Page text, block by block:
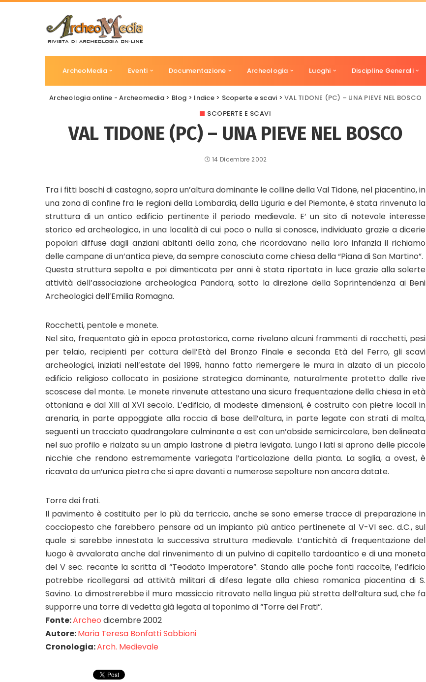
ArcheoMedia Eventi Documentazione Archeologia Luoghi Discipline Generali
Archeologia online - Archeomedia> Blog > Indice> Scoperte e scavi >VAL TIDONE (PC) – UNA PIEVE NEL BOSCO
SCOPERTE E SCAVI
VAL TIDONE (PC) – UNA PIEVE NEL BOSCO
14 Dicembre 2002
Tra i fitti boschi di castagno, sopra un’altura dominante le colline della Val Tidone, nel piacentino, in
una zona di confine fra le regioni della Lombardia, della Liguria e del Piemonte, è stata rinvenuta la
struttura di un antico edificio pertinente il periodo medievale. E’ un sito di notevole interesse
storico ed archeologico, in una località di cui poco o nulla si conosce, individuato grazie a dicerie
popolari diffuse dagli anziani abitanti della zona, che ricordavano nella loro infanzia il richiamo
delle campane di un’antica pieve, da sempre conosciuta come chiesa della “Piana di San Martino”.
Questa struttura sepolta e poi dimenticata per anni è stata riportata in luce grazie alla solerte
attività dell’associazione archeologica Pandora, sotto la direzione della Soprintendenza ai Beni
Archeologici dell’Emilia Romagna.
Rocchetti, pentole e monete.
Nel sito, frequentato già in epoca protostorica, come rivelano alcuni frammenti di rocchetti, pesi
per telaio, recipienti per cottura dell’Età del Bronzo Finale e seconda Età del Ferro, gli scavi
archeologici, iniziati nell’estate del 1999, hanno fatto riemergere le mura in alzato di un piccolo
edificio religioso collocato in posizione strategica dominante, naturalmente protetto dalle rive
scoscese del monte. Le monete rinvenute attestano una sicura frequentazione della chiesa in età
ottoniana e dal XIII al XVI secolo. L’edificio, di modeste dimensioni, è costruito con pietre locali in
arenaria, in parte appoggiate alla roccia di base dell’altura, in parte legate con strati di malta,
seguenti un tracciato quadrangolare culminante a est con un’abside semicircolare, ben delineata
nel suo profilo e rialzata su un ampio lastrone di pietra levigata. Lungo i lati si aprono delle piccole
nicchie che rendono estremamente variegata l’articolazione della pianta. La soglia, a ovest, è
ricavata da un’unica pietra che si apre davanti a numerose sepolture non ancora datate.
Torre dei frati.
Il pavimento è costituito per lo più da terriccio, anche se sono emerse tracce di preparazione in
cocciopesto che farebbero pensare ad un impianto più antico pertinenete al V-VI sec. d.C., sul
quale si sarebbe innestata la successiva struttura medievale. L’antichità di frequentazione del
luogo è avvalorata anche dal rinvenimento di un pulvino di capitello tardoantico e di una moneta
del V sec. recante la scritta di “Teodato Imperatore”. Stando alle poche fonti raccolte, l’edificio
potrebbe ricollegarsi ad attività militari di difesa legate alla chiesa romanica piacentina di S.
Savino. Lo dimostrerebbe il muro massiccio ritrovato nella lingua più stretta dell’altura sud, che fa
supporre una torre di vedetta già legata al toponimo di “Torre dei Frati”.
Fonte:Archeo dicembre 2002
Autore:Maria Teresa Bonfatti Sabbioni
Cronologia:Arch. Medievale